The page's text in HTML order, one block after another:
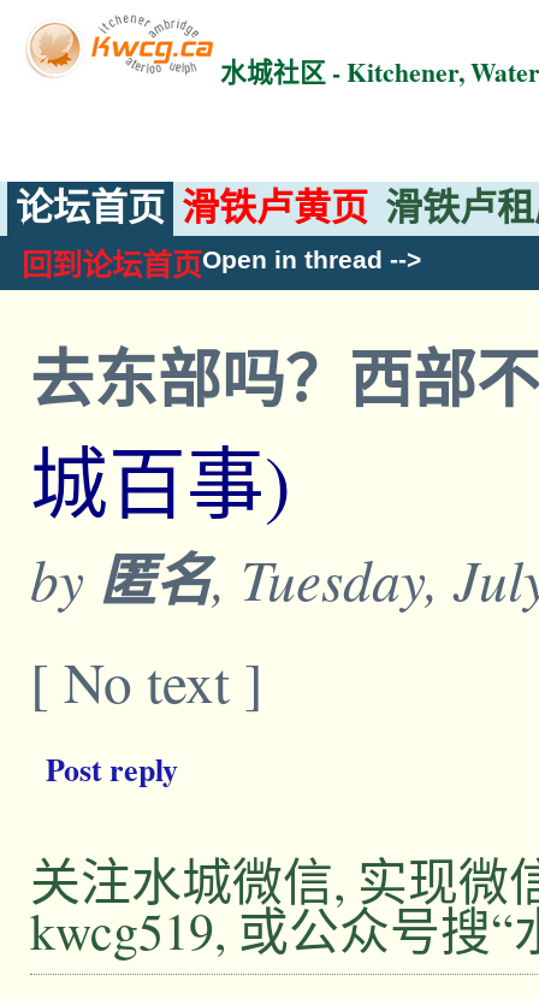
水城社区 - Kitchener,
论坛首页 滑铁卢黄页 滑铁卢
回到论坛首页Open in thread -->
去东部吗？西部
城百事)
by 匿名, Tuesday,
[ No text ]
Post reply
关注水城微信, 实现微
kwcg519, 或公众号搜“